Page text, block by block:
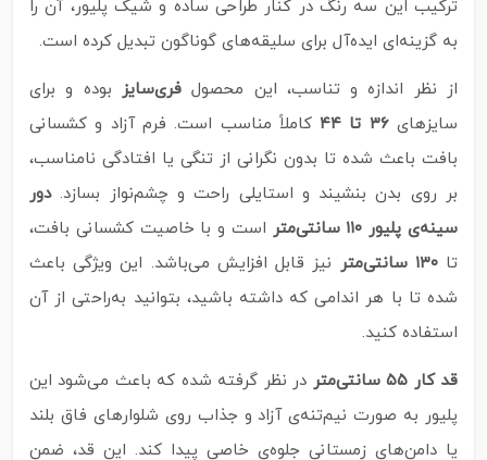
ترکیب این سه رنگ در کنار طراحی ساده و شیک پلیور، آن را
به گزینه‌ای ایده‌آل برای سلیقه‌های گوناگون تبدیل کرده است.
از نظر اندازه و تناسب، این محصولفری‌سایز بوده و برای
سایزهای۳۶ تا ۴۴
کاملاً مناسب است. فرم آزاد و کشسانی
بافت باعث شده تا بدون نگرانی از تنگی یا افتادگی نامناسب،
بر روی بدن بنشیند و استایلی راحت و چشم‌نواز بسازد.دور
سینه‌ی پلیور ۱۱۰ سانتی‌متر
است و با خاصیت کشسانی بافت،
تا۱۳۰ سانتی‌متر
نیز قابل افزایش می‌باشد. این ویژگی باعث
شده تا با هر اندامی که داشته باشید، بتوانید به‌راحتی از آن
استفاده کنید.
قد کار ۵۵ سانتی‌متر
در نظر گرفته شده که باعث می‌شود این
پلیور به‌ صورت نیم‌تنه‌ی آزاد و جذاب روی شلوارهای فاق‌ بلند
یا دامن‌های زمستانی جلوه‌ی خاصی پیدا کند. این قد، ضمن